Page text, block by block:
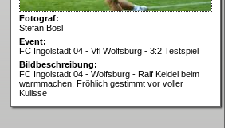
Fotograf:
Stefan Bösl
Event:
FC Ingolstadt 04 - Vfl Wolfsburg - 3:2 Testspiel
Bildbeschreibung:
FC Ingolstadt 04 - Wolfsburg - Ralf Keidel beim
warmmachen. Fröhlich gestimmt vor voller
Kulisse